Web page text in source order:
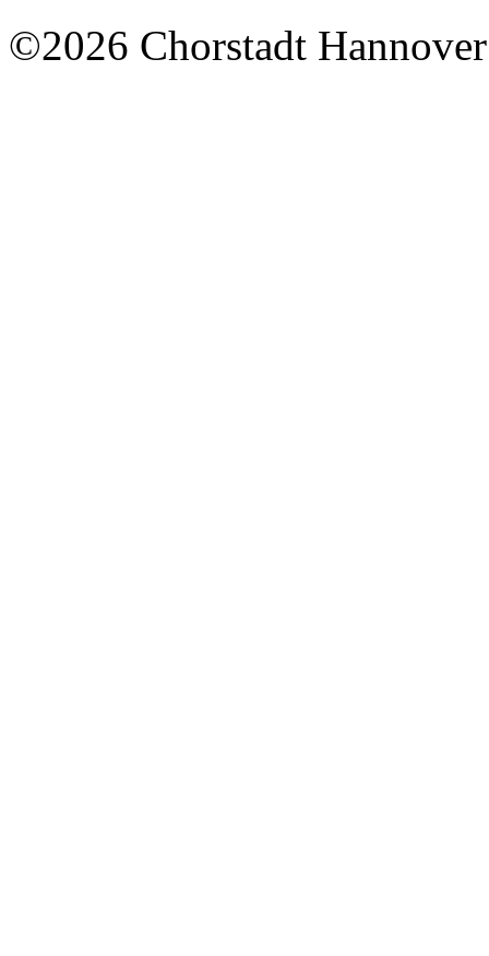
©2026 Chorstadt Hannover